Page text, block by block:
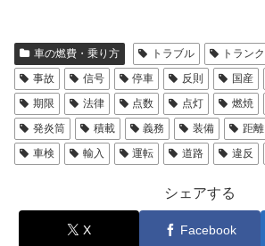
車の燃費・乗り方 トラブル トランク
事故
信号 停車 反則 国産
期限
法律 点数 点灯 燃焼
発炎筒
積載 義務 装備 距離
車検
輸入 運転 道路 違反
シェアする
X Facebook